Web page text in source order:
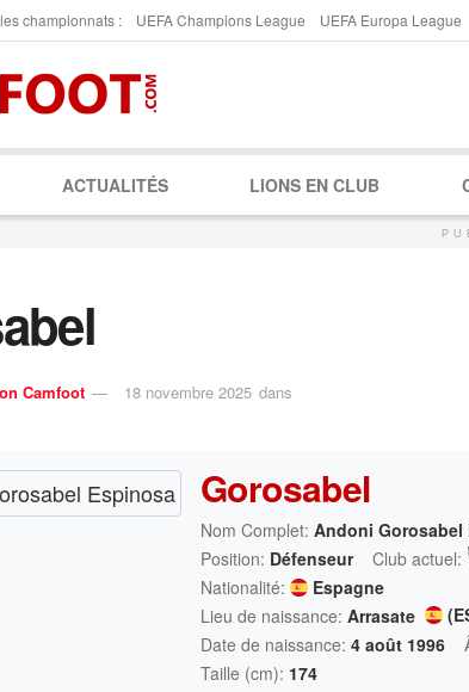
championnats : UEFA Champions League UEFA Europa League
ACTUALITÉS LIONS EN CLUB
Camfoot 18 novembre 2025 dans
Gorosabel
Nom Complet: Andoni Gorosabel
Position: Défenseur Club actuel:
Nationalité:
Espagne
Lieu de naissance: Arrasate
Date de naissance: 4 août 1996
Taille (cm): 174